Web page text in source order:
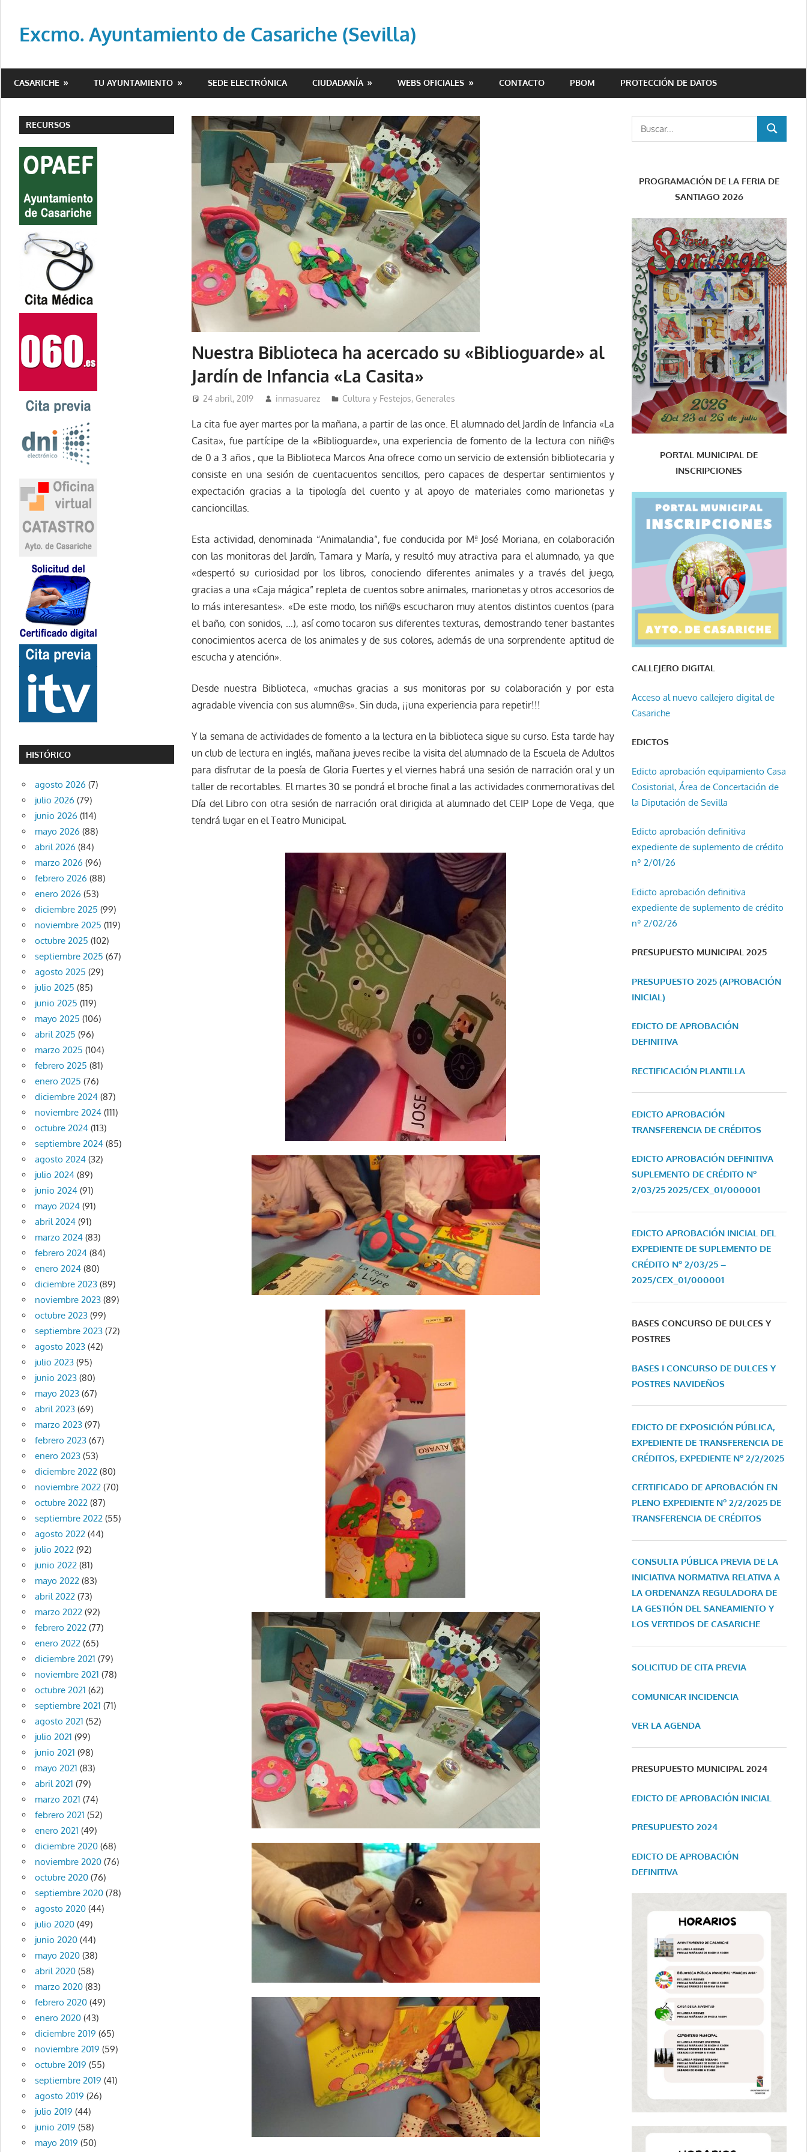
contenido
Excmo. Ayuntamiento de Casariche (Sevilla)
del
de
Casariche
CASARICHE TU AYUNTAMIENTO SEDE ELECTRÓNICA CIUDADANÍA WEBS OFICIALES CONTACTO PBOM PROTECCIÓN DE DATOS
Nuestra Biblioteca ha acercado su «Biblioguarde» al
Jardín de Infancia «La Casita»
24 abril, 2019 inmasuarez Cultura y Festejos, Generales
La cita fue ayer martes por la mañana, a partir de las once. El alumnado del Jardín de Infancia «La
Casita», fue partícipe de la «Biblioguarde», una experiencia de fomento de la lectura con niñ@s
de 0 a 3 años , que la Biblioteca Marcos Ana ofrece como un servicio de extensión bibliotecaria y
consiste en una sesión de cuentacuentos sencillos, pero capaces de despertar sentimientos y
expectación gracias a la tipología del cuento y al apoyo de materiales como marionetas y
cancioncillas.
Esta actividad, denominada “Animalandia”, fue conducida por Mª José Moriana, en colaboración
con las monitoras del Jardín, Tamara y María, y resultó muy atractiva para el alumnado, ya que
«despertó su curiosidad por los libros, conociendo diferentes animales y a través del juego,
gracias a una «Caja mágica” repleta de cuentos sobre animales, marionetas y otros accesorios de
lo más interesantes». «De este modo, los niñ@s escucharon muy atentos distintos cuentos (para
el baño, con sonidos, …), así como tocaron sus diferentes texturas, demostrando tener bastantes
conocimientos acerca de los animales y de sus colores, además de una sorprendente aptitud de
escucha y atención».
Desde nuestra Biblioteca, «muchas gracias a sus monitoras por su colaboración y por esta
agradable vivencia con sus alumn@s». Sin duda, ¡¡una experiencia para repetir!!!
Y la semana de actividades de fomento a la lectura en la biblioteca sigue su curso. Esta tarde hay
un club de lectura en inglés, mañana jueves recibe la visita del alumnado de la Escuela de Adultos
para disfrutar de la poesía de Gloria Fuertes y el viernes habrá una sesión de narración oral y un
taller de recortables. El martes 30 se pondrá el broche final a las actividades conmemorativas del
Día del Libro con otra sesión de narración oral dirigida al alumnado del CEIP Lope de Vega, que
tendrá lugar en el Teatro Municipal.
RECURSOS
HISTÓRICO
agosto 2026 (7)
julio 2026 (79)
junio 2026 (114)
mayo 2026 (88)
abril 2026 (84)
marzo 2026 (96)
febrero 2026 (88)
enero 2026 (53)
diciembre 2025 (99)
noviembre 2025 (119)
octubre 2025 (102)
septiembre 2025 (67)
agosto 2025 (29)
julio 2025 (85)
junio 2025 (119)
mayo 2025 (106)
abril 2025 (96)
marzo 2025 (104)
febrero 2025 (81)
enero 2025 (76)
diciembre 2024(87)
noviembre 2024(111)
octubre 2024(113)
septiembre 2024(85)
agosto 2024(32)
julio 2024(89)
junio 2024(91)
mayo 2024(91)
abril 2024(91)
marzo 2024(83)
febrero 2024(84)
enero 2024(80)
diciembre 2023(89)
noviembre 2023(89)
octubre 2023(99)
septiembre 2023(72)
agosto 2023(42)
julio 2023(95)
junio 2023(80)
mayo 2023(67)
abril 2023(69)
marzo 2023(97)
febrero 2023(67)
enero 2023(53)
diciembre 2022(80)
noviembre 2022(70)
octubre 2022(87)
septiembre 2022(55)
agosto 2022(44)
julio 2022(92)
junio 2022(81)
mayo 2022(83)
abril 2022(73)
marzo 2022(92)
febrero 2022(77)
enero 2022(65)
diciembre 2021 (79)
noviembre 2021 (78)
octubre 2021 (62)
septiembre 2021 (71)
agosto 2021 (52)
julio 2021 (99)
junio 2021 (98)
mayo 2021 (83)
abril 2021 (79)
marzo 2021 (74)
febrero 2021 (52)
enero 2021 (49)
diciembre 2020(68)
noviembre 2020(76)
octubre 2020(76)
septiembre 2020(78)
agosto 2020(44)
julio 2020(49)
junio 2020(44)
mayo 2020(38)
abril 2020(58)
marzo 2020(83)
febrero 2020(49)
enero 2020(43)
diciembre 2019 (65)
noviembre 2019 (59)
octubre 2019 (55)
septiembre 2019 (41)
agosto 2019 (26)
julio 2019 (44)
junio 2019 (58)
mayo 2019 (50)
BUSCAR
PROGRAMACIÓN DE LA FERIA DE
SANTIAGO 2026
PORTAL MUNICIPAL DE
INSCRIPCIONES
CALLEJERO DIGITAL
Acceso al nuevo callejero digital de
Casariche
EDICTOS
Edicto aprobación equipamiento Casa
Cosistorial, Área de Concertación de
la Diputación de Sevilla
Edicto aprobación definitiva
expediente de suplemento de crédito
nº 2/01/26
Edicto aprobación definitiva
expediente de suplemento de crédito
nº 2/02/26
PRESUPUESTO MUNICIPAL 2025
PRESUPUESTO 2025 (APROBACIÓN
INICIAL)
EDICTO DE APROBACIÓN
DEFINITIVA
RECTIFICACIÓN PLANTILLA
EDICTO APROBACIÓN
TRANSFERENCIA DE CRÉDITOS
EDICTO APROBACIÓN DEFINITIVA
SUPLEMENTO DE CRÉDITO Nº
2/03/25 2025/CEX_01/000001
EDICTO APROBACIÓN INICIAL DEL
EXPEDIENTE DE SUPLEMENTO DE
CRÉDITO Nº 2/03/25 –
2025/CEX_01/000001
BASES CONCURSO DE DULCES Y
POSTRES
BASES I CONCURSO DE DULCES Y
POSTRES NAVIDEÑOS
EDICTO DE EXPOSICIÓN PÚBLICA,
EXPEDIENTE DE TRANSFERENCIA DE
CRÉDITOS, EXPEDIENTE Nº 2/2/2025
CERTIFICADO DE APROBACIÓN EN
PLENO EXPEDIENTE Nº 2/2/2025 DE
TRANSFERENCIA DE CRÉDITOS
CONSULTA PÚBLICA PREVIA DE LA
INICIATIVA NORMATIVA RELATIVA A
LA ORDENANZA REGULADORA DE
LA GESTIÓN DEL SANEAMIENTO Y
LOS VERTIDOS DE CASARICHE
SOLICITUD DE CITA PREVIA
COMUNICAR INCIDENCIA
VER LA AGENDA
PRESUPUESTO MUNICIPAL 2024
EDICTO DE APROBACIÓN INICIAL
PRESUPUESTO 2024
EDICTO DE APROBACIÓN
DEFINITIVA